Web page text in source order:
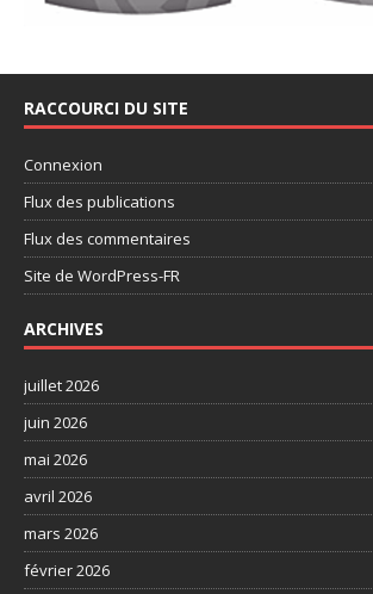
RACCOURCI DU SITE
Connexion
Flux des publications
Flux des commentaires
Site de WordPress-FR
ARCHIVES
juillet 2026
juin 2026
mai 2026
avril 2026
mars 2026
février 2026